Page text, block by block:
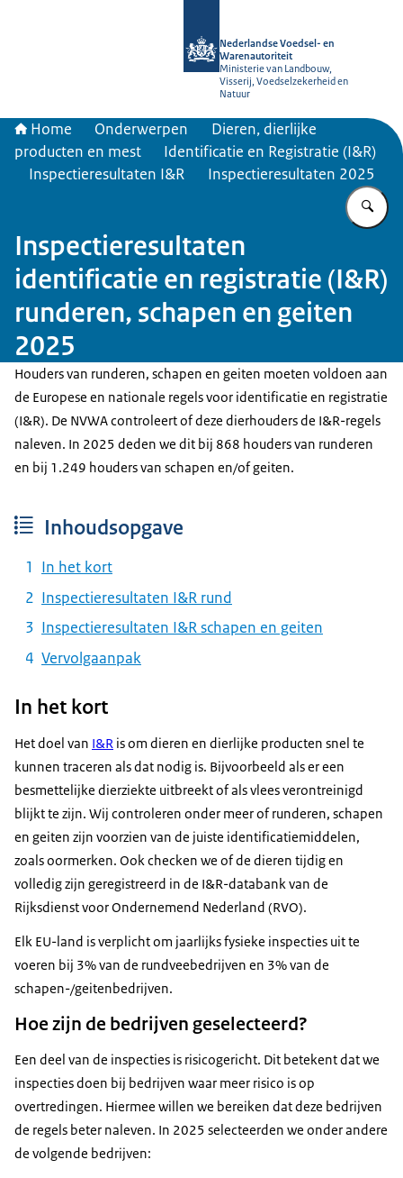
Nederlandse Voedsel- en
Warenautoriteit
Ministerie van Landbouw,
Visserij, Voedselzekerheid en
Natuur
Home Onderwerpen
Dieren, dierlijke
producten en mest
Identificatie en Registratie (I&R)
Inspectieresultaten I&R
Inspectieresultaten 2025
Inspectieresultaten
identificatie en registratie (I&R)
runderen, schapen en geiten
2025
Houders van runderen, schapen en geiten moeten voldoen aan
de Europese en nationale regels voor identificatie en registratie
(I&R). De NVWA controleert of deze dierhouders de I&R-regels
naleven. In 2025 deden we dit bij 868 houders van runderen
en bij 1.249 houders van schapen en/of geiten.
Inhoudsopgave
In het kort
Inspectieresultaten I&R rund
Inspectieresultaten I&R schapen en geiten
Vervolgaanpak
In het kort
Het doel van I&R is om dieren en dierlijke producten snel te
kunnen traceren als dat nodig is. Bijvoorbeeld als er een
besmettelijke dierziekte uitbreekt of als vlees verontreinigd
blijkt te zijn. Wij controleren onder meer of runderen, schapen
en geiten zijn voorzien van de juiste identificatiemiddelen,
zoals oormerken. Ook checken we of de dieren tijdig en
volledig zijn geregistreerd in de I&R-databank van de
Rijksdienst voor Ondernemend Nederland (RVO).
Elk EU-land is verplicht om jaarlijks fysieke inspecties uit te
voeren bij 3% van de rundveebedrijven en 3% van de
schapen-/geitenbedrijven.
Hoe zijn de bedrijven geselecteerd?
Een deel van de inspecties is risicogericht. Dit betekent dat we
inspecties doen bij bedrijven waar meer risico is op
overtredingen. Hiermee willen we bereiken dat deze bedrijven
de regels beter naleven. In 2025 selecteerden we onder andere
de volgende bedrijven: